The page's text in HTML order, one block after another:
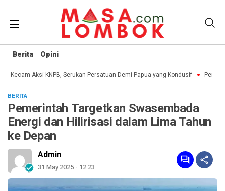
Berita Opini
Kecam Aksi KNPB, Serukan Persatuan Demi Papua yang Kondusif Perang
BERITA
Pemerintah Targetkan Swasembada
Energi dan Hilirisasi dalam Lima Tahun
ke Depan
Admin
31 May 2025 - 12:23